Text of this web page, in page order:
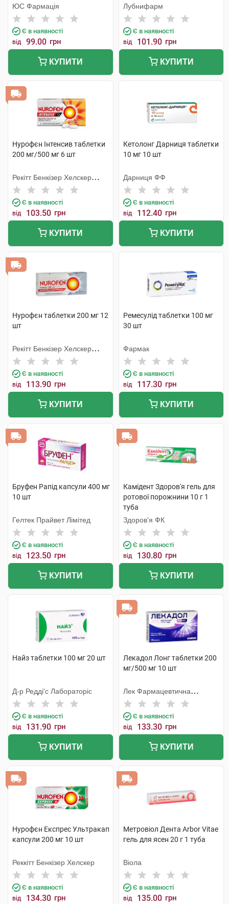
ЮС Фармація
Є в наявності
від 99.00 грн
КУПИТИ
Лубнифарм
Є в наявності
від 101.90 грн
КУПИТИ
Нурофєн Інтенсив таблетки
200 мг/500 мг 6 шт
Рекітт Бенкізер Хелскер
Інтернешнл
Є в наявності
від 103.50 грн
КУПИТИ
Кетолонг Дарниця таблетки
10 мг 10 шт
Дарниця ФФ
Є в наявності
від 112.40 грн
КУПИТИ
Нурофєн таблетки 200 мг 12
шт
Рекітт Бенкізер Хелскер
Інтернешнл
Є в наявності
від 113.90 грн
КУПИТИ
Ремесулід таблетки 100 мг
30 шт
Фармак
Є в наявності
від 117.30 грн
КУПИТИ
Бруфен Рапід капсули 400 мг
10 шт
Гелтек Прайвет Лімітед
Є в наявності
від 123.50 грн
КУПИТИ
Камідент Здоров'я гель для
ротової порожнини 10 г 1
туба
Здоров'я ФК
Є в наявності
від 130.80 грн
КУПИТИ
Найз таблетки 100 мг 20 шт
Д-р Редді'с Лабораторіс
Є в наявності
від 131.90 грн
КУПИТИ
Лекадол Лонг таблетки 200
мг/500 мг 10 шт
Лек Фармацевтична
компанія
Є в наявності
від 133.30 грн
КУПИТИ
Нурофєн Експрес Ультракап
капсули 200 мг 10 шт
Реккітт Бенкізер Хелскер
Є в наявності
від 134.30 грн
Метровіол Дента Arbor Vitae
гель для ясен 20 г 1 туба
Віола
Є в наявності
від 135.00 грн